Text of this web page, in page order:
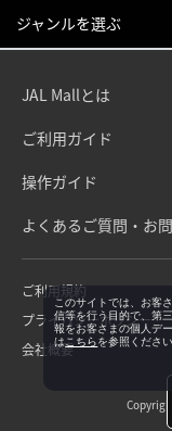
ジャンルを選ぶ
JAL Mallとは
ご利用ガイド
操作ガイド
よくあるご質問・お
ご利用規約
プライバシーポリシー
会社概要
このサイトでは、お客
信等を行う目的で、第
報をお客さまの個人デ
はこちらを参照ください